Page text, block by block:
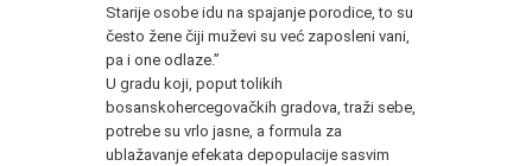
Starije osobe idu na spajanje porodice, to su
često žene čiji muževi su već zaposleni vani,
pa i one odlaze.”
U gradu koji, poput tolikih
bosanskohercegovačkih gradova, traži sebe,
potrebe su vrlo jasne, a formula za
ublažavanje efekata depopulacije sasvim